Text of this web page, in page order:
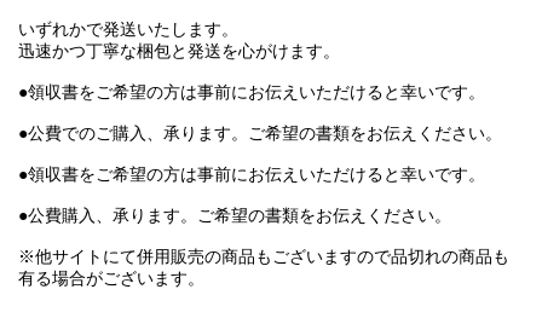
いずれかで発送いたします。
迅速かつ丁寧な梱包と発送を心がけます。
●領収書をご希望の方は事前にお伝えいただけると幸いです。
●公費でのご購入、承ります。ご希望の書類をお伝えください。
●領収書をご希望の方は事前にお伝えいただけると幸いです。
●公費購入、承ります。ご希望の書類をお伝えください。
※他サイトにて併用販売の商品もございますので品切れの商品も
有る場合がございます。